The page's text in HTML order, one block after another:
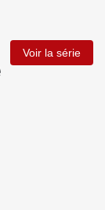
Voir la série